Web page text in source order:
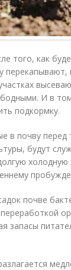
того, как
перекапывают,
И в
подкормку.
в почву перед
будут
холодную
почве
запасы